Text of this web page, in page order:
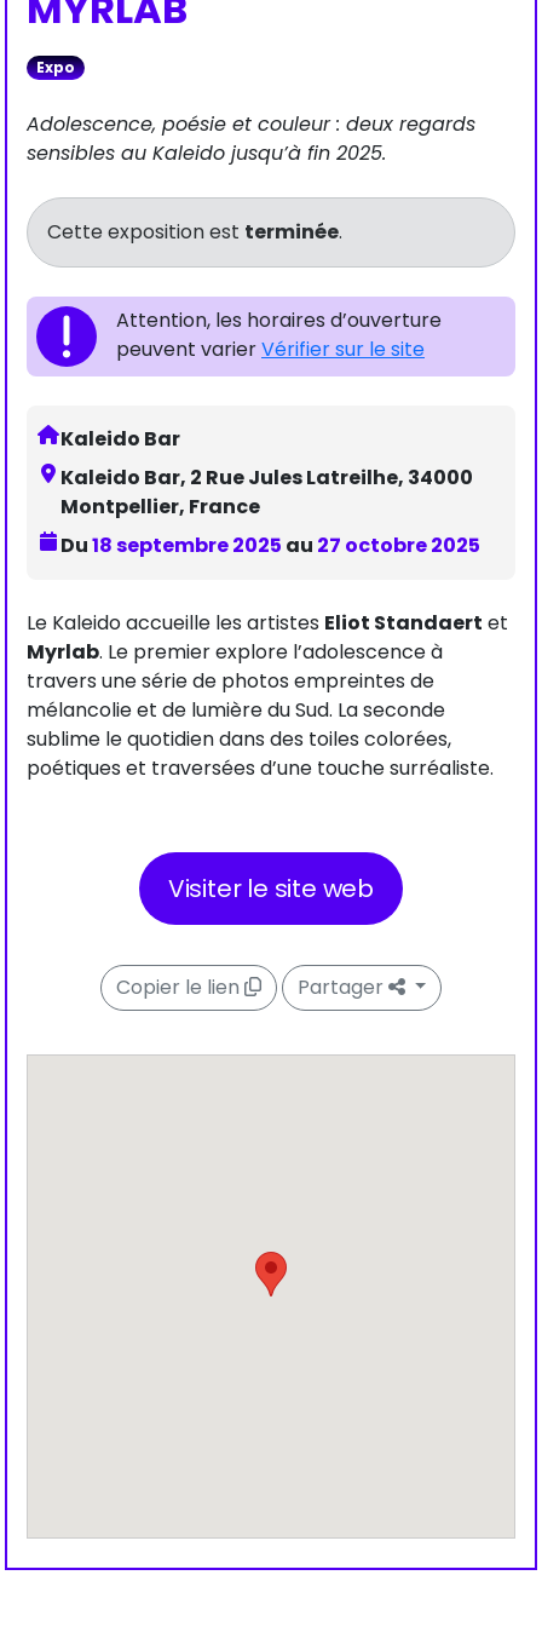
Expo
Adolescence, poésie et couleur : deux regards
sensibles au Kaleido jusqu’à fin 2025.
Cette exposition est terminée.
Attention, les horaires d’ouverture
peuvent varierVérifier sur le site
Kaleido Bar
Kaleido Bar, 2 Rue Jules Latreilhe, 34000
Montpellier, France
Du18 septembre 2025 au 27 octobre 2025
Le Kaleido accueille les artistes Eliot Standaert et
Myrlab. Le premier explore l’adolescence à
travers une série de photos empreintes de
mélancolie et de lumière du Sud. La seconde
sublime le quotidien dans des toiles colorées,
poétiques et traversées d’une touche surréaliste.
Visiter le site web
Copier le lien Partager